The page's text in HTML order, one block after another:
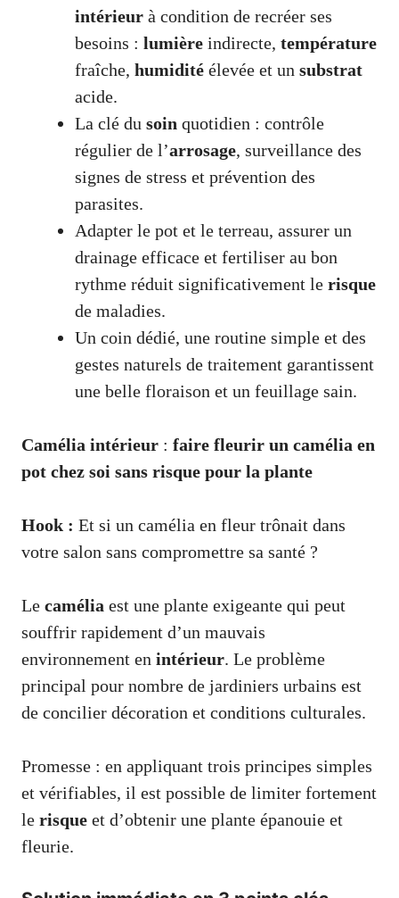
intérieur à condition de recréer ses
besoins : lumière indirecte, température
fraîche, humidité élevée et un substrat
acide.
La clé du soin quotidien : contrôle
régulier de l’arrosage, surveillance des
signes de stress et prévention des
parasites.
Adapter le pot et le terreau, assurer un
drainage efficace et fertiliser au bon
rythme réduit significativement le risque
de maladies.
Un coin dédié, une routine simple et des
gestes naturels de traitement garantissent
une belle floraison et un feuillage sain.
Camélia intérieur : faire fleurir un camélia en
pot chez soi sans risque pour la plante
Hook : Et si un camélia en fleur trônait dans
votre salon sans compromettre sa santé ?
Le camélia est une plante exigeante qui peut
souffrir rapidement d’un mauvais
environnement en intérieur. Le problème
principal pour nombre de jardiniers urbains est
de concilier décoration et conditions culturales.
Promesse : en appliquant trois principes simples
et vérifiables, il est possible de limiter fortement
le risque et d’obtenir une plante épanouie et
fleurie.